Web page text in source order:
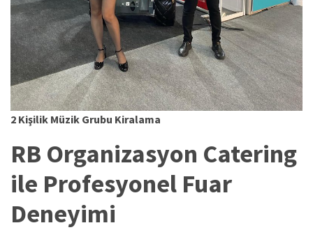
2 Kişilik Müzik Grubu Kiralama
RB Organizasyon Catering
ile Profesyonel Fuar
Deneyimi